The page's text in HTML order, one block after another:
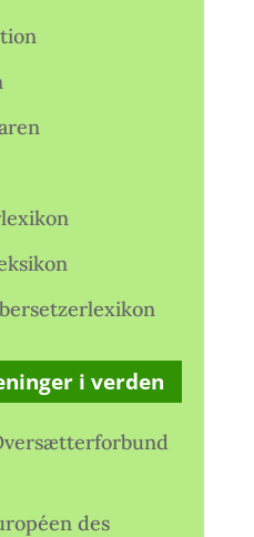
i verden
des